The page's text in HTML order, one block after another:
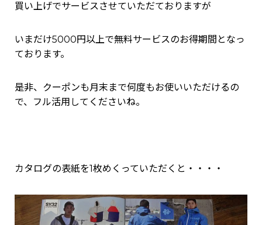
買い上げでサービスさせていただておりますが
いまだけ5000円以上で無料サービスのお得期間となっ
ております。
是非、クーポンも月末まで何度もお使いいただけるの
で、フル活用してくださいね。
カタログの表紙を1枚めくっていただくと・・・・